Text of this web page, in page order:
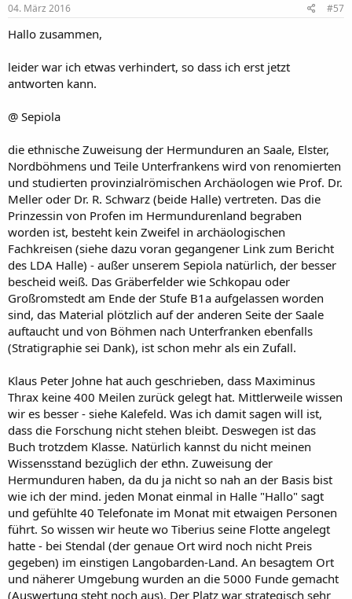
04. März 2016 #57
Hallo zusammen,
leider war ich etwas verhindert, so dass ich erst jetzt
antworten kann.
@ Sepiola
die ethnische Zuweisung der Hermunduren an Saale, Elster,
Nordböhmens und Teile Unterfrankens wird von renomierten
und studierten provinzialrömischen Archäologen wie Prof. Dr.
Meller oder Dr. R. Schwarz (beide Halle) vertreten. Das die
Prinzessin von Profen im Hermundurenland begraben
worden ist, besteht kein Zweifel in archäologischen
Fachkreisen (siehe dazu voran gegangener Link zum Bericht
des LDA Halle) - außer unserem Sepiola natürlich, der besser
bescheid weiß. Das Gräberfelder wie Schkopau oder
Großromstedt am Ende der Stufe B1a aufgelassen worden
sind, das Material plötzlich auf der anderen Seite der Saale
auftaucht und von Böhmen nach Unterfranken ebenfalls
(Stratigraphie sei Dank), ist schon mehr als ein Zufall.
Klaus Peter Johne hat auch geschrieben, dass Maximinus
Thrax keine 400 Meilen zurück gelegt hat. Mittlerweile wissen
wir es besser - siehe Kalefeld. Was ich damit sagen will ist,
dass die Forschung nicht stehen bleibt. Deswegen ist das
Buch trotzdem Klasse. Natürlich kannst du nicht meinen
Wissensstand bezüglich der ethn. Zuweisung der
Hermunduren haben, da du ja nicht so nah an der Basis bist
wie ich der mind. jeden Monat einmal in Halle "Hallo" sagt
und gefühlte 40 Telefonate im Monat mit etwaigen Personen
führt. So wissen wir heute wo Tiberius seine Flotte angelegt
hatte - bei Stendal (der genaue Ort wird noch nicht Preis
gegeben) im einstigen Langobarden-Land. An besagtem Ort
und näherer Umgebung wurden an die 5000 Funde gemacht
(Auswertung steht noch aus). Der Platz war strategisch sehr